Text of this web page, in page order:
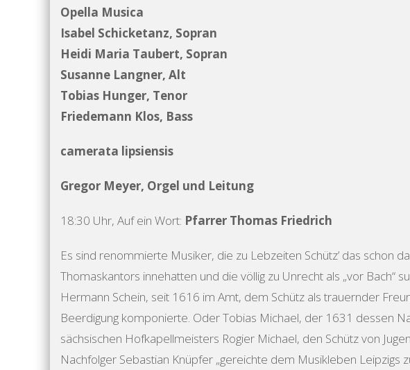
Opella Musica
Isabel Schicketanz, Sopran
Heidi Maria Taubert, Sopran
Susanne Langner, Alt
Tobias Hunger, Tenor
Friedemann Klos, Bass
camerata lipsiensis
Gregor Meyer, Orgel und Leitung
18:30 Uhr, Auf ein Wort: Pfarrer Thomas Friedrich
Es sind renommierte Musiker, die zu Lebzeiten Schütz’ das schon
Thomaskantors innehatten und die völlig zu Unrecht als „vor Bach“
Hermann Schein, seit 1616 im Amt, dem Schütz als trauernder
Beerdigung komponierte. Oder Tobias Michael, der 1631 dessen
sächsischen Hofkapellmeisters Rogier Michael, den Schütz von
Nachfolger Sebastian Knüpfer „gereichte dem Musikleben